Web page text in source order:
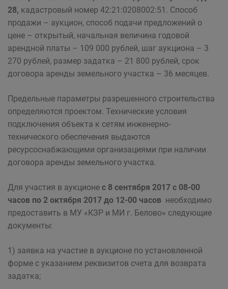
28, кадастровый номер 42:21:0208002:51. Способ
продажи – аукцион, способ подачи предложений о
цене – открытый, начальная величина годовой
арендной платы – 109 000 рублей, шаг аукциона – 3
270 рублей, размер задатка – 21 800 рублей, срок
договора аренды земельного участка – 36 месяцев.
Предельные параметры разрешенного строительства
определяются проектом. Технические условия
подключения объекта к сетям инженерно-
технического обеспечения выдаются
ресурсоснабжающими организациями при наличии
договора аренды земельного участка.
Для участия в аукционе с 8 сентября 2017 с 08-00
часов по 2 октября 2017 до 12-00 часов необходимо
предоставить в МУ «КЗР и МИ г. Белово» следующие
документы:
1) заявка на участие в аукционе по установленной
форме с указанием реквизитов счета для возврата
задатка;